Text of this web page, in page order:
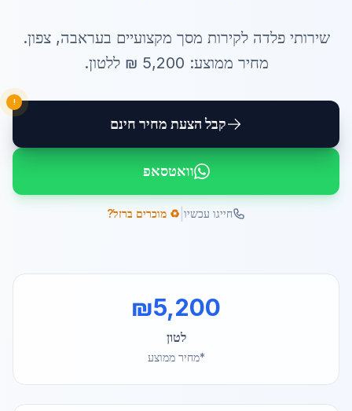
שירותיפלדה לקירות מסך מקצועיים בעראבה,צפון.
מחיר ממוצע: 5,200 ₪ ללטון.
קבל הצעת מחיר חינם
!
וואטסאפ
חייגו עכשיו ♻️ מוכרים ברזל?
₪5,200
לטון
*מחיר ממוצע